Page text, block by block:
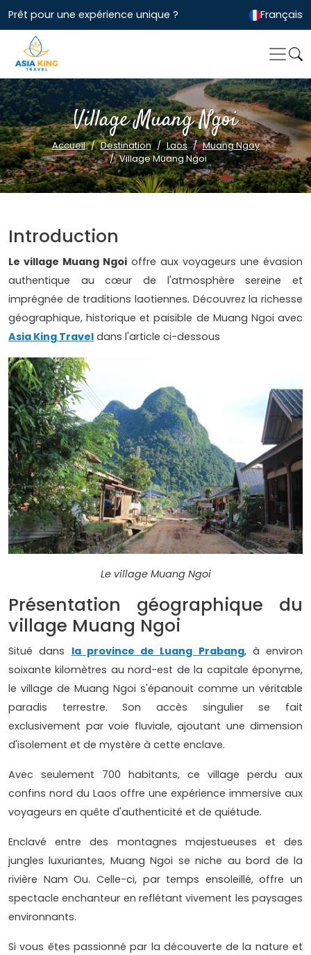
Prêt pour une expérience unique ? Français
Village Muang Ngoi
Accueil Destination Laos
Muang Ngoy
Village Muang Ngoi
Introduction
Le village Muang Ngoi offre aux voyageurs une évasion
authentique au cœur de l'atmosphère sereine et
imprégnée de traditions laotiennes. Découvrez la richesse
géographique, historique et paisible de Muang Ngoi avec
Asia King Travel dans l'article ci-dessous
Le village Muang Ngoi
Présentation géographique du
village Muang Ngoi
Situé dans la province de Luang Prabang, à environ
soixante kilomètres au nord-est de la capitale éponyme,
le village de Muang Ngoi s'épanouit comme un véritable
paradis terrestre. Son accès singulier se fait
exclusivement par voie fluviale, ajoutant une dimension
d'isolement et de mystère à cette enclave.
Avec seulement 700 habitants, ce village perdu aux
confins nord du Laos offre une expérience immersive aux
voyageurs en quête d'authenticité et de quiétude.
Enclavé entre des montagnes majestueuses et des
jungles luxuriantes, Muang Ngoi se niche au bord de la
rivière Nam Ou. Celle-ci, par temps ensoleillé, offre un
spectacle enchanteur en reflétant vivement les paysages
environnants.
Si vous êtes passionné par la découverte de la nature et